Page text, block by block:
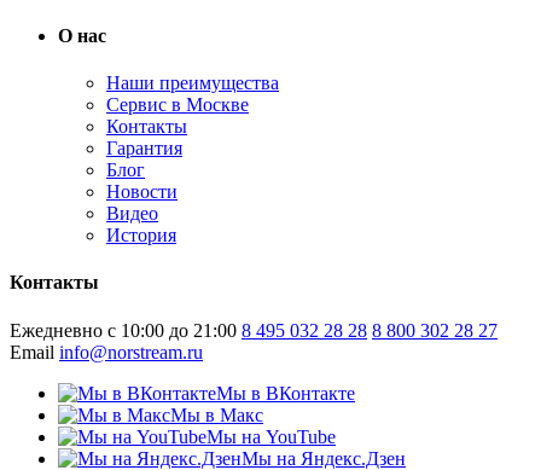
О нас
Наши преимущества
Сервис в Москве
Контакты
Гарантия
Блог
Новости
Видео
История
Контакты
Ежедневно с 10:00 до 21:00 8 495 032 28 28 8 800 302 28 27
Email info@norstream.ru
Мы в ВКонтакте
Мы в Макс
Мы на YouTube
Мы на Яндекс.Дзен